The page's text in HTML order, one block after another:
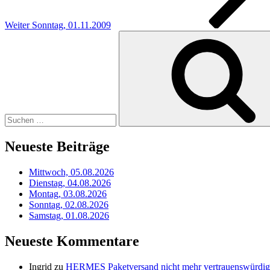
Weiter Sonntag, 01.11.2009
Neueste Beiträge
Mittwoch, 05.08.2026
Dienstag, 04.08.2026
Montag, 03.08.2026
Sonntag, 02.08.2026
Samstag, 01.08.2026
Neueste Kommentare
Ingrid zu HERMES Paketversand nicht mehr vertrauenswürdig